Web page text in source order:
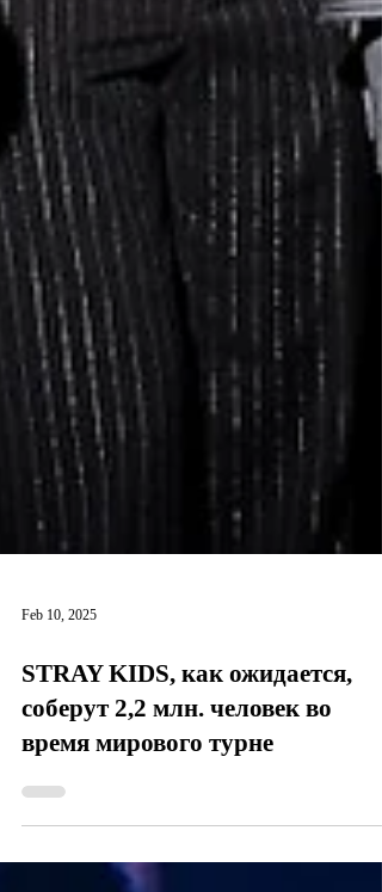
STRAY KIDS, как ожидается,
соберут 2,2 млн. человек во
время мирового турне